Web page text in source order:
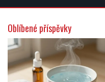
Oblíbené příspěvky